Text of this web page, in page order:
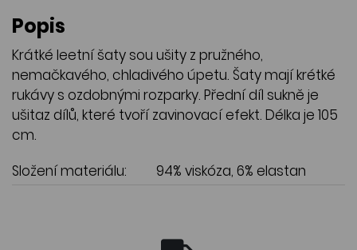
Popis
Krátké leetní šaty sou ušity z pružného,
nemačkavého, chladivého úpetu. Šaty mají krétké
rukávy s ozdobnými rozparky. Přední díl sukně je
ušitaz dílů, které tvoří zavinovací efekt. Délka je 105
cm.
Složení materiálu:
94% viskóza, 6% elastan